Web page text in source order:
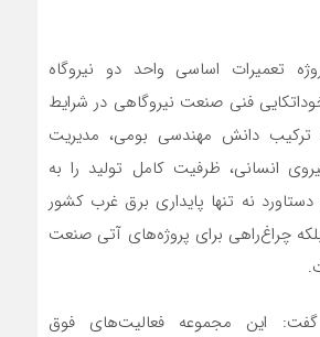
تعمیرات اساسی واحد دو نیروگاه
فنی صنعت نیروگاهی در شرایط
دانش مهندسی بومی، مدیریت
انسانی، ظرفیت کامل تولید را به
دستاورد نه تنها پایداری برق غرب کشور
چراغ‌راهی برای پروژه‌های آتی صنعت
.
این مجموعه فعالیتهای فوق